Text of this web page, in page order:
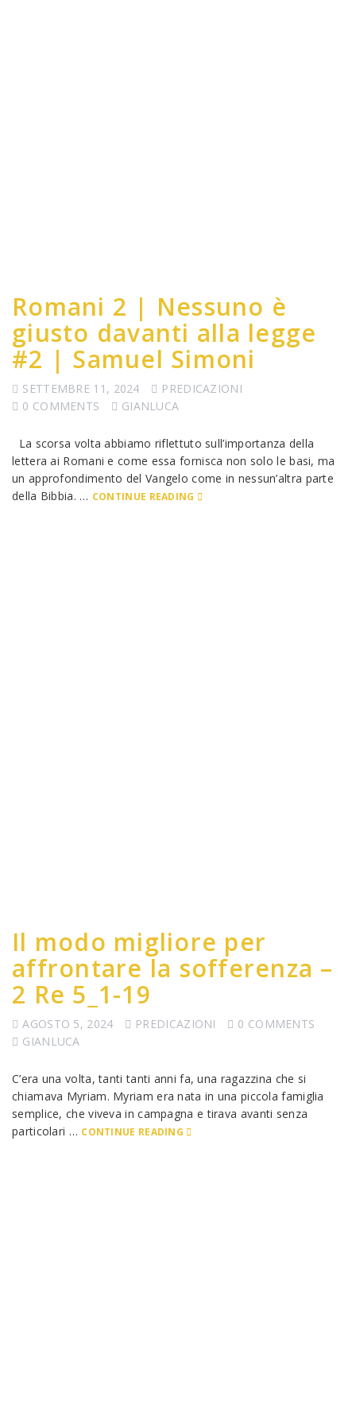
Romani 2 | Nessuno è
giusto davanti alla legge
#2 | Samuel Simoni
SETTEMBRE 11, 2024
PREDICAZIONI
0 COMMENTS
GIANLUCA
La scorsa volta abbiamo riflettuto sull’importanza della
lettera ai Romani e come essa fornisca non solo le basi, ma
un approfondimento del Vangelo come in nessun’altra parte
della Bibbia. … CONTINUE READING
Il modo migliore per
affrontare la sofferenza –
2 Re 5_1-19
AGOSTO 5, 2024 PREDICAZIONI
0 COMMENTS
GIANLUCA
C’era una volta, tanti tanti anni fa, una ragazzina che si
chiamava Myriam. Myriam era nata in una piccola famiglia
semplice, che viveva in campagna e tirava avanti senza
particolari … CONTINUE READING